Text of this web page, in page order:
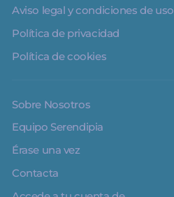
Aviso legal y condiciones de uso
Política de privacidad
Política de cookies
Sobre Nosotros
Equipo Serendipia
Érase una vez
Contacta